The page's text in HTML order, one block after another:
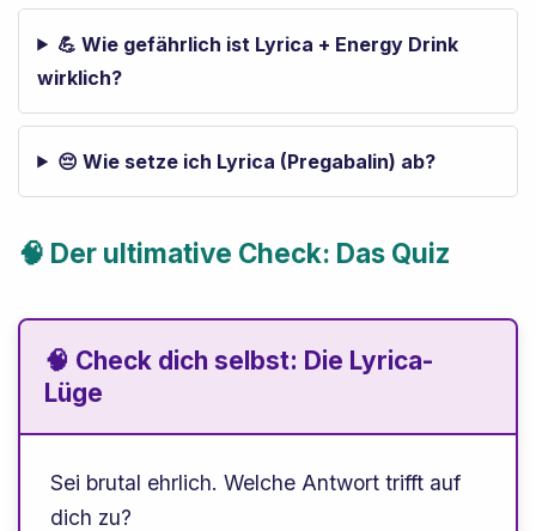
💪 Wie gefährlich ist Lyrica + Energy Drink
wirklich?
😔 Wie setze ich Lyrica (Pregabalin) ab?
🧠 Der ultimative Check: Das Quiz
🧠 Check dich selbst: Die Lyrica-
Lüge
Sei brutal ehrlich. Welche Antwort trifft auf
dich zu?